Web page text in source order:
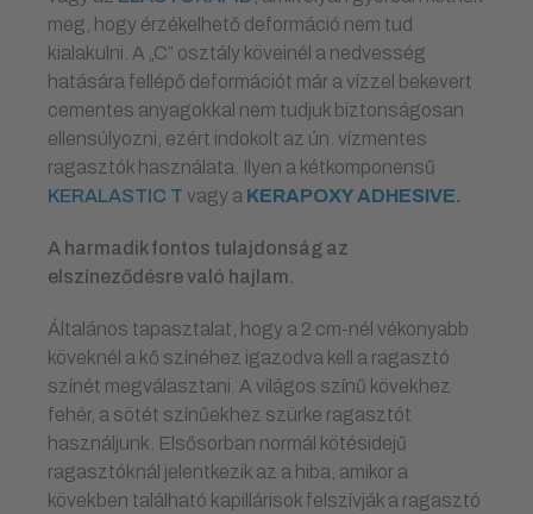
meg, hogy érzékelhető deformáció nem tud
kialakulni. A „C” osztály köveinél a nedvesség
hatására fellépő deformációt már a vízzel bekevert
cementes anyagokkal nem tudjuk biztonságosan
ellensúlyozni, ezért indokolt az ún. vízmentes
ragasztók használata. Ilyen a kétkomponensű
KERALASTIC T vagy a KERAPOXY ADHESIVE.
A harmadik fontos tulajdonság az
elszíneződésre való hajlam.
Általános tapasztalat, hogy a 2 cm-nél vékonyabb
köveknél a kő színéhez igazodva kell a ragasztó
színét megválasztani. A világos színű kövekhez
fehér, a sötét színűekhez szürke ragasztót
használjunk. Elsősorban normál kötésidejű
ragasztóknál jelentkezik az a hiba, amikor a
kövekben található kapillárisok felszívják a ragasztó